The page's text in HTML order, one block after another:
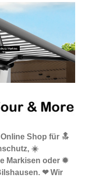
Shop für 🔝
☀️
Markisen oder ✹
❤ Wir